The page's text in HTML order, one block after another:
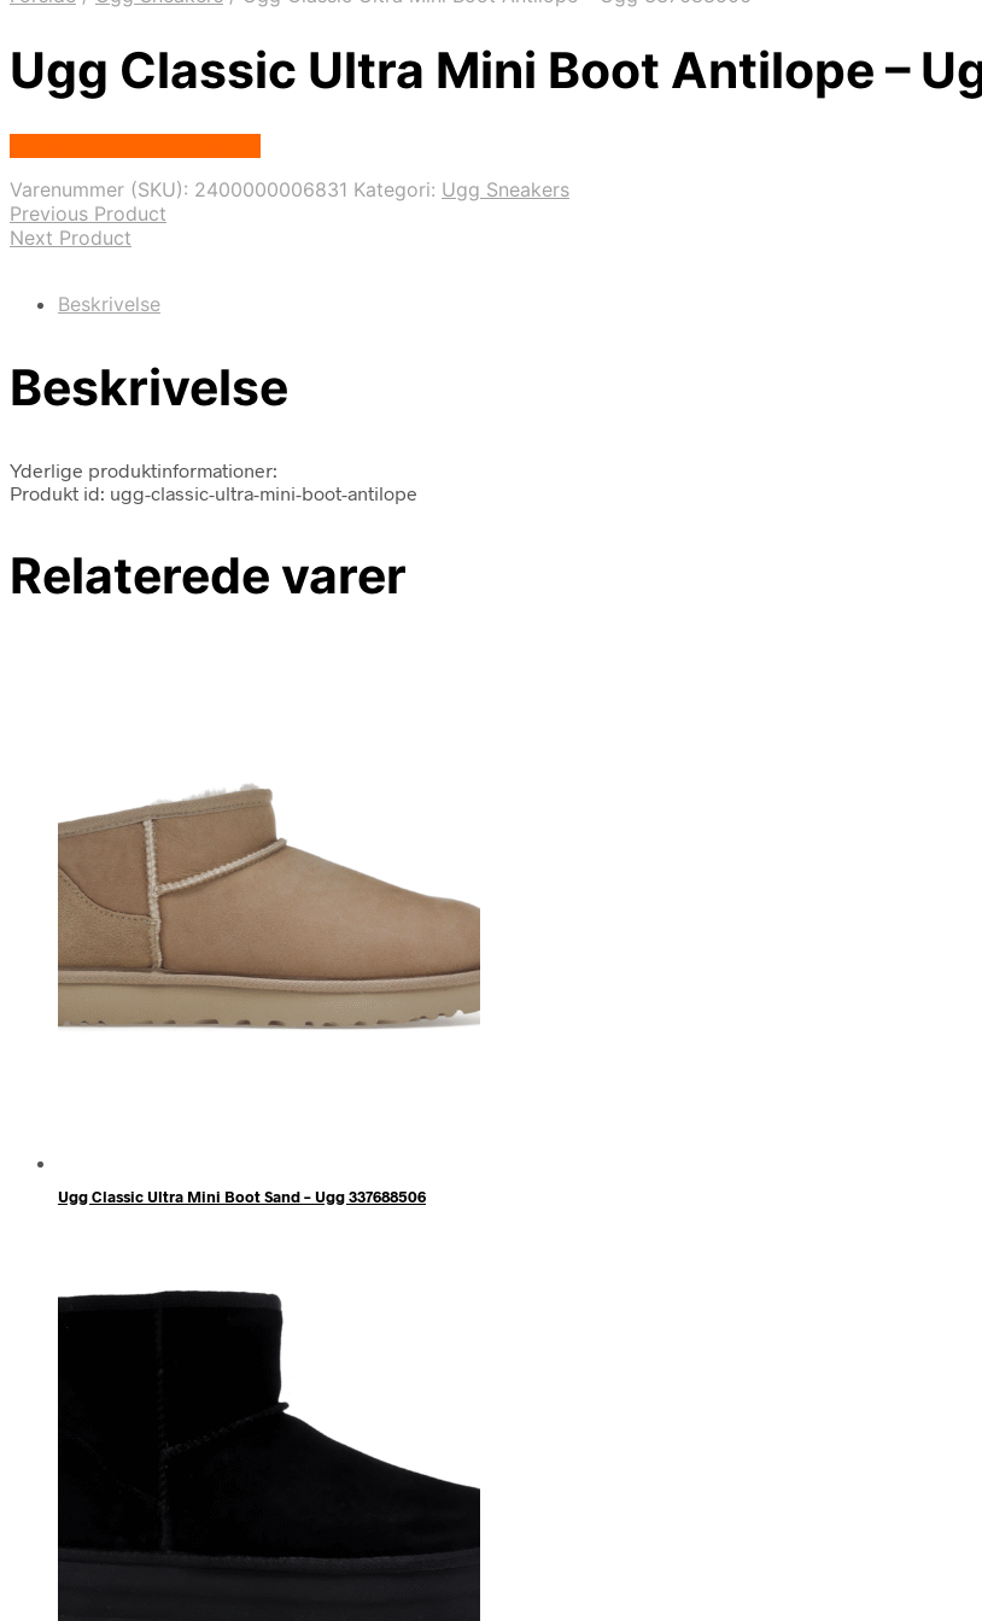
Ugg Classic Ultra Mini Boot Antilope –
Varenummer (SKU): 2400000006831 Kategori: Ugg Sneakers
Previous Product
Next Product
Beskrivelse
Beskrivelse
Yderlige produktinformationer:
Produkt id: ugg-classic-ultra-mini-boot-antilope
Relaterede varer
Ugg Classic Ultra Mini Boot Sand – Ugg 337688506